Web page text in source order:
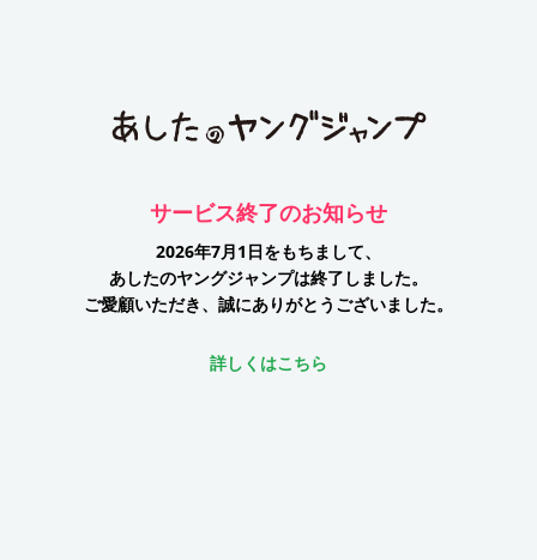
サービス終了のお知らせ
2026年7月1日をもちまして、
あしたのヤングジャンプは終了しました。
ご愛顧いただき、誠にありがとうございました。
詳しくはこちら